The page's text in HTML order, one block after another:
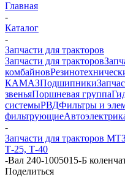
Главная
-
Каталог
-
Запчасти для тракторов
Запчасти для тракторов
комбайнов
КАМАЗПодшипники
звеньяПоршневая группа
системыРВДФильтры и
фильтрующие
-
Запчасти для тракторов
Т-25, Т-40
-Вал 240-1005015-Б
Поделиться